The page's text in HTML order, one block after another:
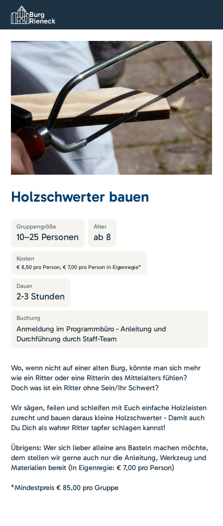
Burg
Rieneck
Holzschwerter bauen
Gruppengröße
10–25 Personen
Alter
ab 8
Kosten
€ 8,50 pro Person, € 7,00 pro Person in Eigenregie*
Dauer
2-3 Stunden
Buchung
Anmeldung im Programmbüro - Anleitung und
Durchführung durch Staff-Team
Wo, wenn nicht auf einer alten Burg, könnte man sich mehr
wie ein Ritter oder eine Ritterin des Mittelalters fühlen?
Doch was ist ein Ritter ohne Sein/Ihr Schwert?
Wir sägen, feilen und schleifen mit Euch einfache Holzleisten
zurecht und bauen daraus kleine Holzschwerter - Damit auch
Du Dich als wahrer Ritter tapfer schlagen kannst!
Übrigens: Wer sich lieber alleine ans Basteln machen möchte,
dem stellen wir gerne auch nur die Anleitung, Werkzeug und
Materialien bereit (In Eigenregie: € 7,00 pro Person)
*Mindestpreis € 85,00 pro Gruppe